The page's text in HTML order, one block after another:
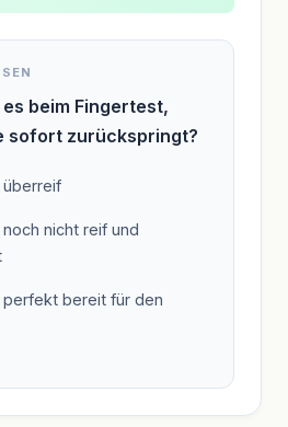
beim Fingertest,
sofort zurückspringt?
überreif
nicht reif und
perfekt bereit für den